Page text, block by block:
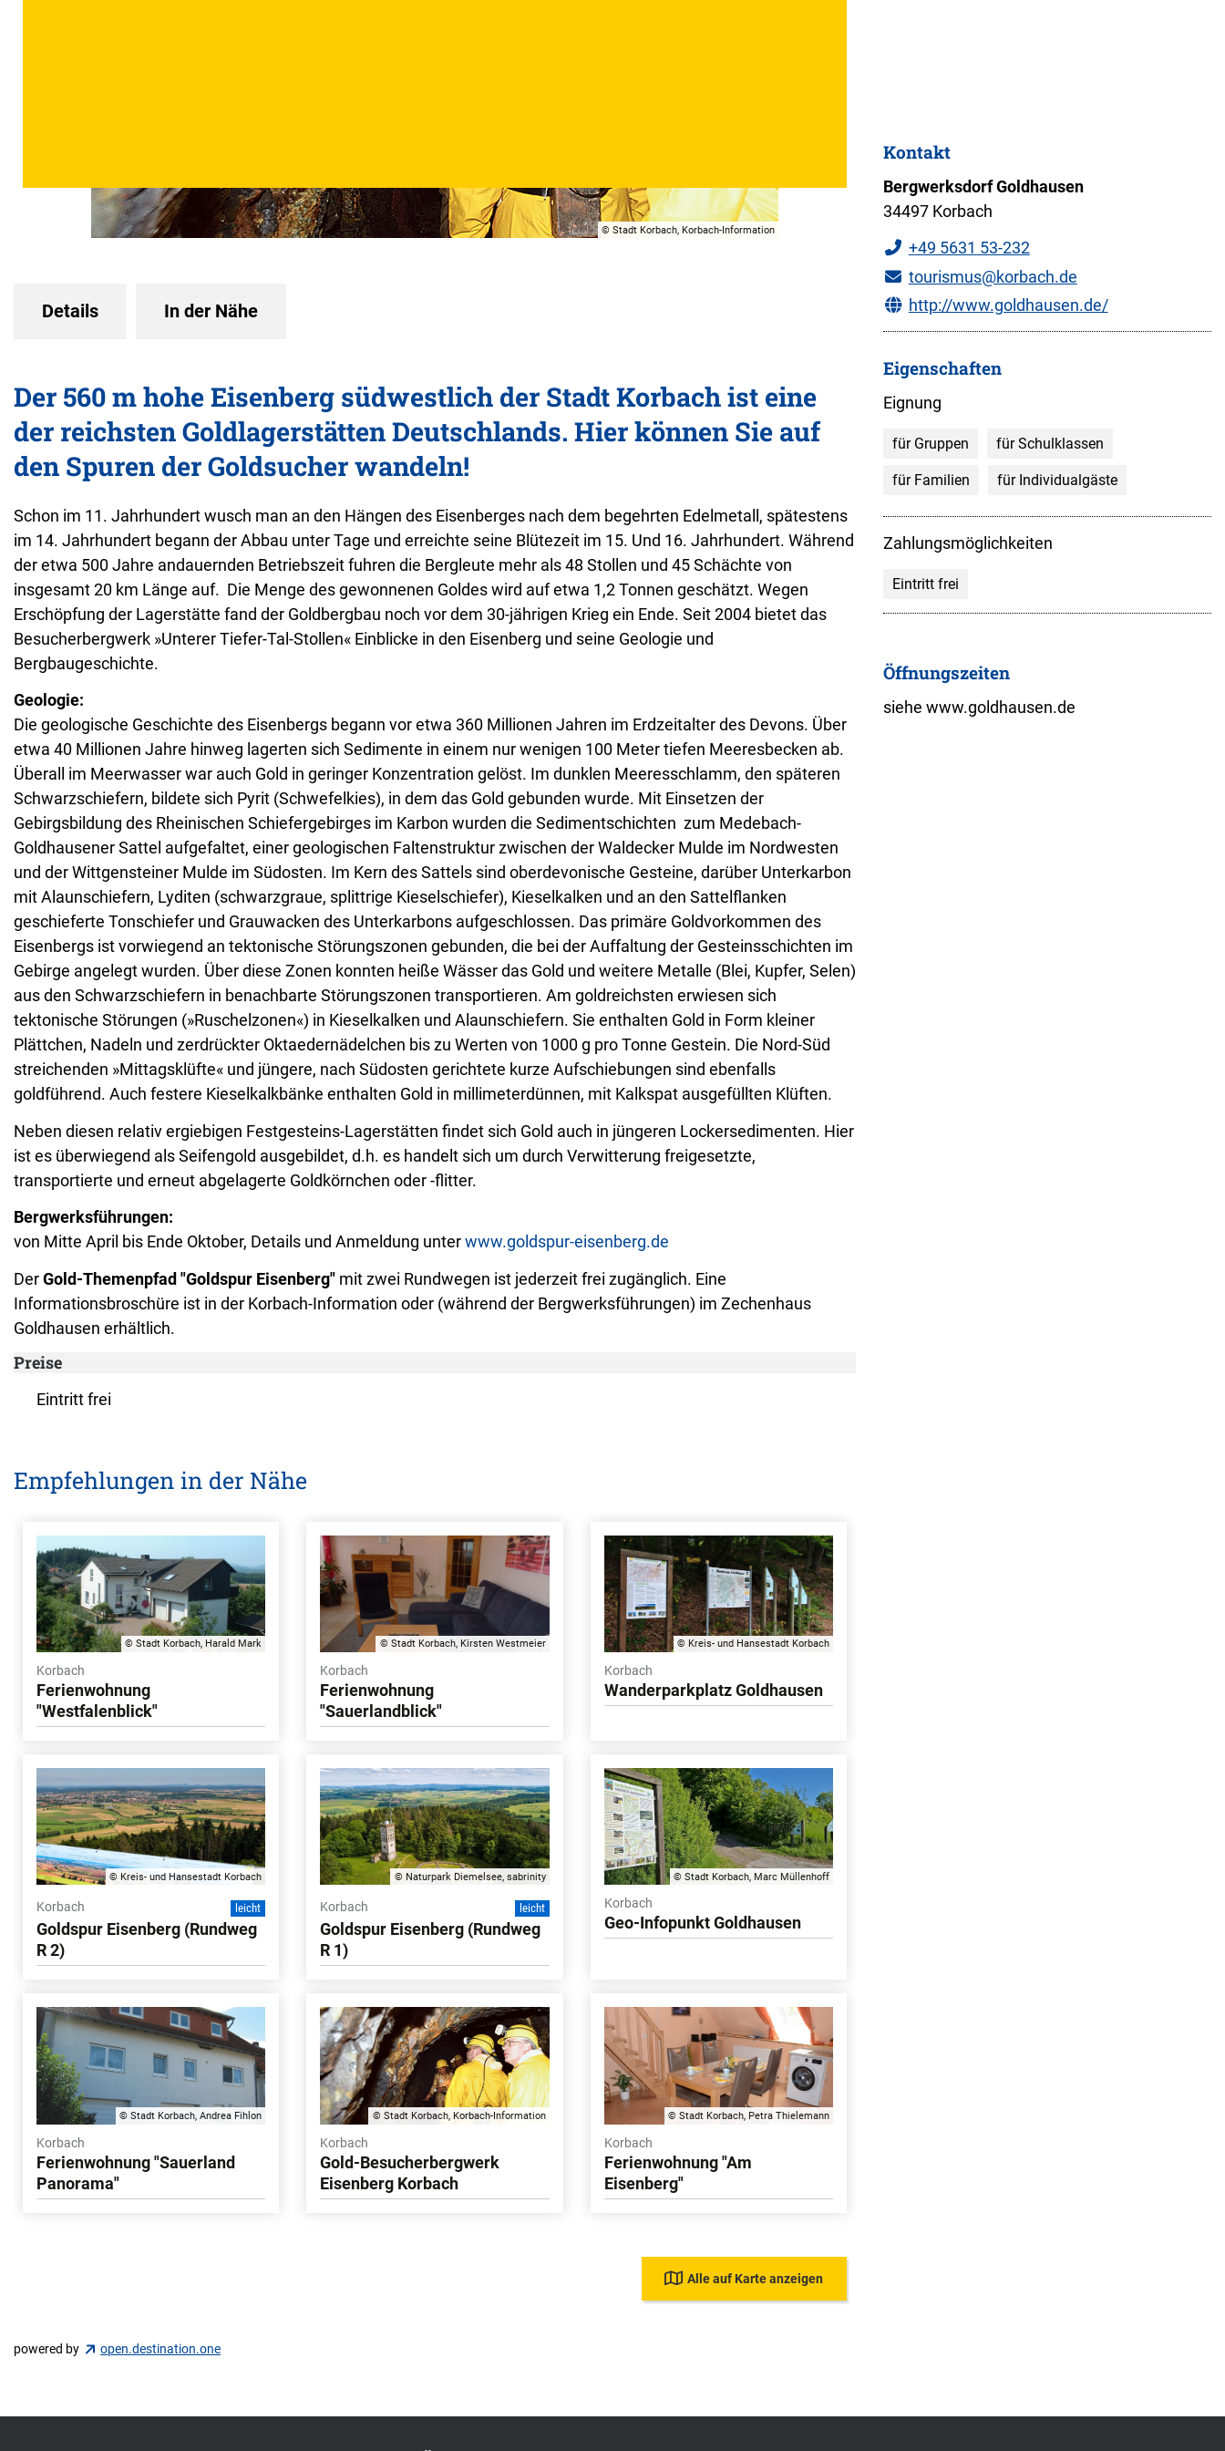
© Stadt Korbach, Korbach-Information
Details In der Nähe
Der 560 m hohe Eisenberg südwestlich der Stadt Korbach ist eine
der reichsten Goldlagerstätten Deutschlands. Hier können Sie auf
den Spuren der Goldsucher wandeln!
Schon im 11. Jahrhundert wusch man an den Hängen des Eisenberges nach dem begehrten Edelmetall, spätestens
im 14. Jahrhundert begann der Abbau unter Tage und erreichte seine Blütezeit im 15. Und 16. Jahrhundert. Während
der etwa 500 Jahre andauernden Betriebszeit fuhren die Bergleute mehr als 48 Stollen und 45 Schächte von
insgesamt 20 km Länge auf. Die Menge des gewonnenen Goldes wird auf etwa 1,2 Tonnen geschätzt. Wegen
Erschöpfung der Lagerstätte fand der Goldbergbau noch vor dem 30-jährigen Krieg ein Ende. Seit 2004 bietet das
Besucherbergwerk »Unterer Tiefer-Tal-Stollen« Einblicke in den Eisenberg und seine Geologie und
Bergbaugeschichte.
Geologie:
Die geologische Geschichte des Eisenbergs begann vor etwa 360 Millionen Jahren im Erdzeitalter des Devons. Über
etwa 40 Millionen Jahre hinweg lagerten sich Sedimente in einem nur wenigen 100 Meter tiefen Meeresbecken ab.
Überall im Meerwasser war auch Gold in geringer Konzentration gelöst. Im dunklen Meeresschlamm, den späteren
Schwarzschiefern, bildete sich Pyrit (Schwefelkies), in dem das Gold gebunden wurde. Mit Einsetzen der
Gebirgsbildung des Rheinischen Schiefergebirges im Karbon wurden die Sedimentschichten zum Medebach-
Goldhausener Sattel aufgefaltet, einer geologischen Faltenstruktur zwischen der Waldecker Mulde im Nordwesten
und der Wittgensteiner Mulde im Südosten. Im Kern des Sattels sind oberdevonische Gesteine, darüber Unterkarbon
mit Alaunschiefern, Lyditen (schwarzgraue, splittrige Kieselschiefer), Kieselkalken und an den Sattelflanken
geschieferte Tonschiefer und Grauwacken des Unterkarbons aufgeschlossen. Das primäre Goldvorkommen des
Eisenbergs ist vorwiegend an tektonische Störungszonen gebunden, die bei der Auffaltung der Gesteinsschichten im
Gebirge angelegt wurden. Über diese Zonen konnten heiße Wässer das Gold und weitere Metalle (Blei, Kupfer, Selen)
aus den Schwarzschiefern in benachbarte Störungszonen transportieren. Am goldreichsten erwiesen sich
tektonische Störungen (»Ruschelzonen«) in Kieselkalken und Alaunschiefern. Sie enthalten Gold in Form kleiner
Plättchen, Nadeln und zerdrückter Oktaedernädelchen bis zu Werten von 1000 g pro Tonne Gestein. Die Nord-Süd
streichenden »Mittagsklüfte« und jüngere, nach Südosten gerichtete kurze Aufschiebungen sind ebenfalls
goldführend. Auch festere Kieselkalkbänke enthalten Gold in millimeterdünnen, mit Kalkspat ausgefüllten Klüften.
Neben diesen relativ ergiebigen Festgesteins-Lagerstätten findet sich Gold auch in jüngeren Lockersedimenten. Hier
ist es überwiegend als Seifengold ausgebildet, d.h. es handelt sich um durch Verwitterung freigesetzte,
transportierte und erneut abgelagerte Goldkörnchen oder -flitter.
Bergwerksführungen:
von Mitte April bis Ende Oktober, Details und Anmeldung unterwww.goldspur-eisenberg.de
DerGold-Themenpfad "Goldspur Eisenberg" mit zwei Rundwegen ist jederzeit frei zugänglich. Eine
Informationsbroschüre ist in der Korbach-Information oder (während der Bergwerksführungen) im Zechenhaus
Goldhausen erhältlich.
Preise
Eintritt frei
Empfehlungen in der Nähe
© Stadt Korbach, Harald Mark
Korbach
Ferienwohnung
"Westfalenblick"
© Stadt Korbach, Kirsten Westmeier
Korbach
Ferienwohnung
"Sauerlandblick"
© Kreis- und Hansestadt Korbach
Korbach
Wanderparkplatz Goldhausen
© Kreis- und Hansestadt Korbach
Korbach leicht
Goldspur Eisenberg (Rundweg
R 2)
© Naturpark Diemelsee, sabrinity
Korbach leicht
Goldspur Eisenberg (Rundweg
R 1)
© Stadt Korbach, Marc Müllenhoff
Korbach
Geo-Infopunkt Goldhausen
© Stadt Korbach, Andrea Fihlon
Korbach
Ferienwohnung "Sauerland
Panorama"
© Stadt Korbach, Korbach-Information
Korbach
Gold-Besucherbergwerk
Eisenberg Korbach
© Stadt Korbach, Petra Thielemann
Korbach
Ferienwohnung "Am
Eisenberg"
Alle auf Karte anzeigen
Kontakt
Bergwerksdorf Goldhausen
34497 Korbach
+49 5631 53-232
tourismus@korbach.de
http://www.goldhausen.de/
Eigenschaften
Eignung
für Gruppen für Schulklassen
für Familien für Individualgäste
Zahlungsmöglichkeiten
Eintritt frei
Öffnungszeiten
siehe www.goldhausen.de
powered by open.destination.one